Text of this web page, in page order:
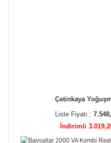
Çetinkaya
Liste Fiyatı :
İndirimli